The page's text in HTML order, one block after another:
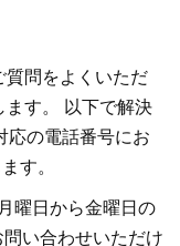
問をよくいただ
す。 以下で解決
応の電話番号にお
す。
曜日から金曜日の
い合わせいただけ